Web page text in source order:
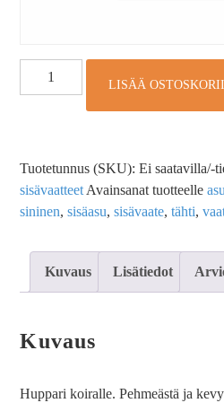
LISÄÄ
Tuotetunnus (SKU):Ei saatavilla/-
sisävaatteet Avainsanat tuotteelleasu
sininen,sisäasu,sisävaate,tähti,
Kuvaus Lisätiedot
Kuvaus
Huppari koiralle. Pehmeästä ja